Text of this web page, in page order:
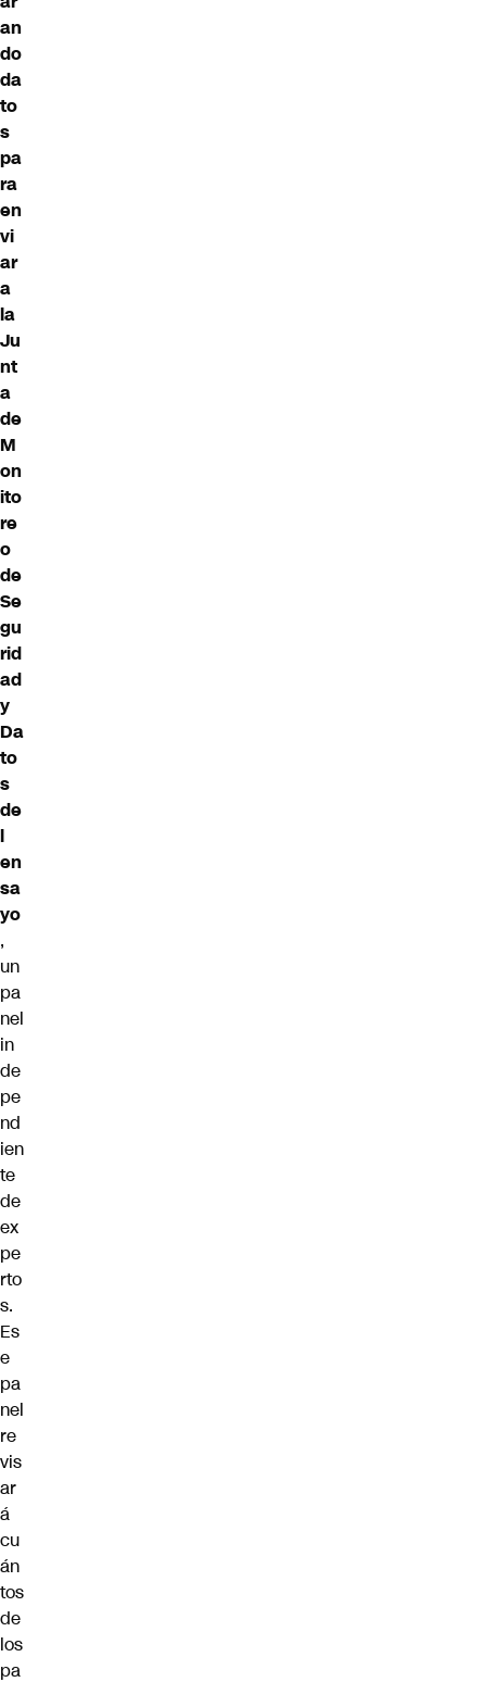
an
do
da
to
s
pa
ra
en
vi
ar
a
la
Ju
nt
a
de
M
on
ito
re
o
de
Se
gu
rid
ad
y
Da
to
s
de
l
en
sa
yo
,
un
pa
nel
in
de
pe
nd
ien
te
de
ex
pe
rto
s.
Es
e
pa
nel
re
vis
ar
á
cu
án
tos
de
los
pa